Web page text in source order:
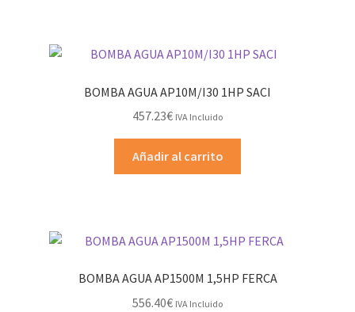
BOMBA AGUA AP10M/I30 1HP SACI
457.23€ IVA Incluido
Añadir al carrito
BOMBA AGUA AP1500M 1,5HP FERCA
556.40€ IVA Incluido